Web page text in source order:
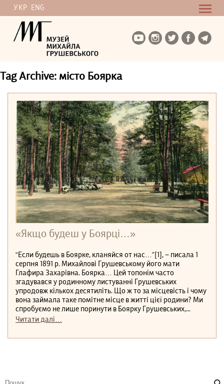
УКР ENG
Tag Archive: місто Боярка
«Якщо будеш у Боярці…»
“Если будешь в Боярке, кланяйся от нас…”[1], − писала 1
серпня 1891 р. Михайлові Грушевському його мати
Глафира Захарівна. Боярка… Цей топонім часто
згадувався у родинному листуванні Грушевських
упродовж кількох десятиліть. Що ж то за місцевість і чому
вона займала таке помітне місце в житті цієї родини? Ми
спробуємо не лише поринути в Боярку Грушевських,...
Читати далі…